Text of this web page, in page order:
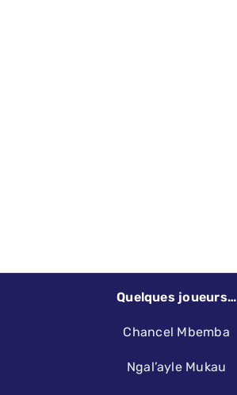
Quelques joueurs…
Chancel Mbemba
Ngal’ayle Mukau